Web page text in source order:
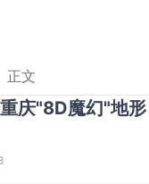
正文
庆"8D魔幻"地